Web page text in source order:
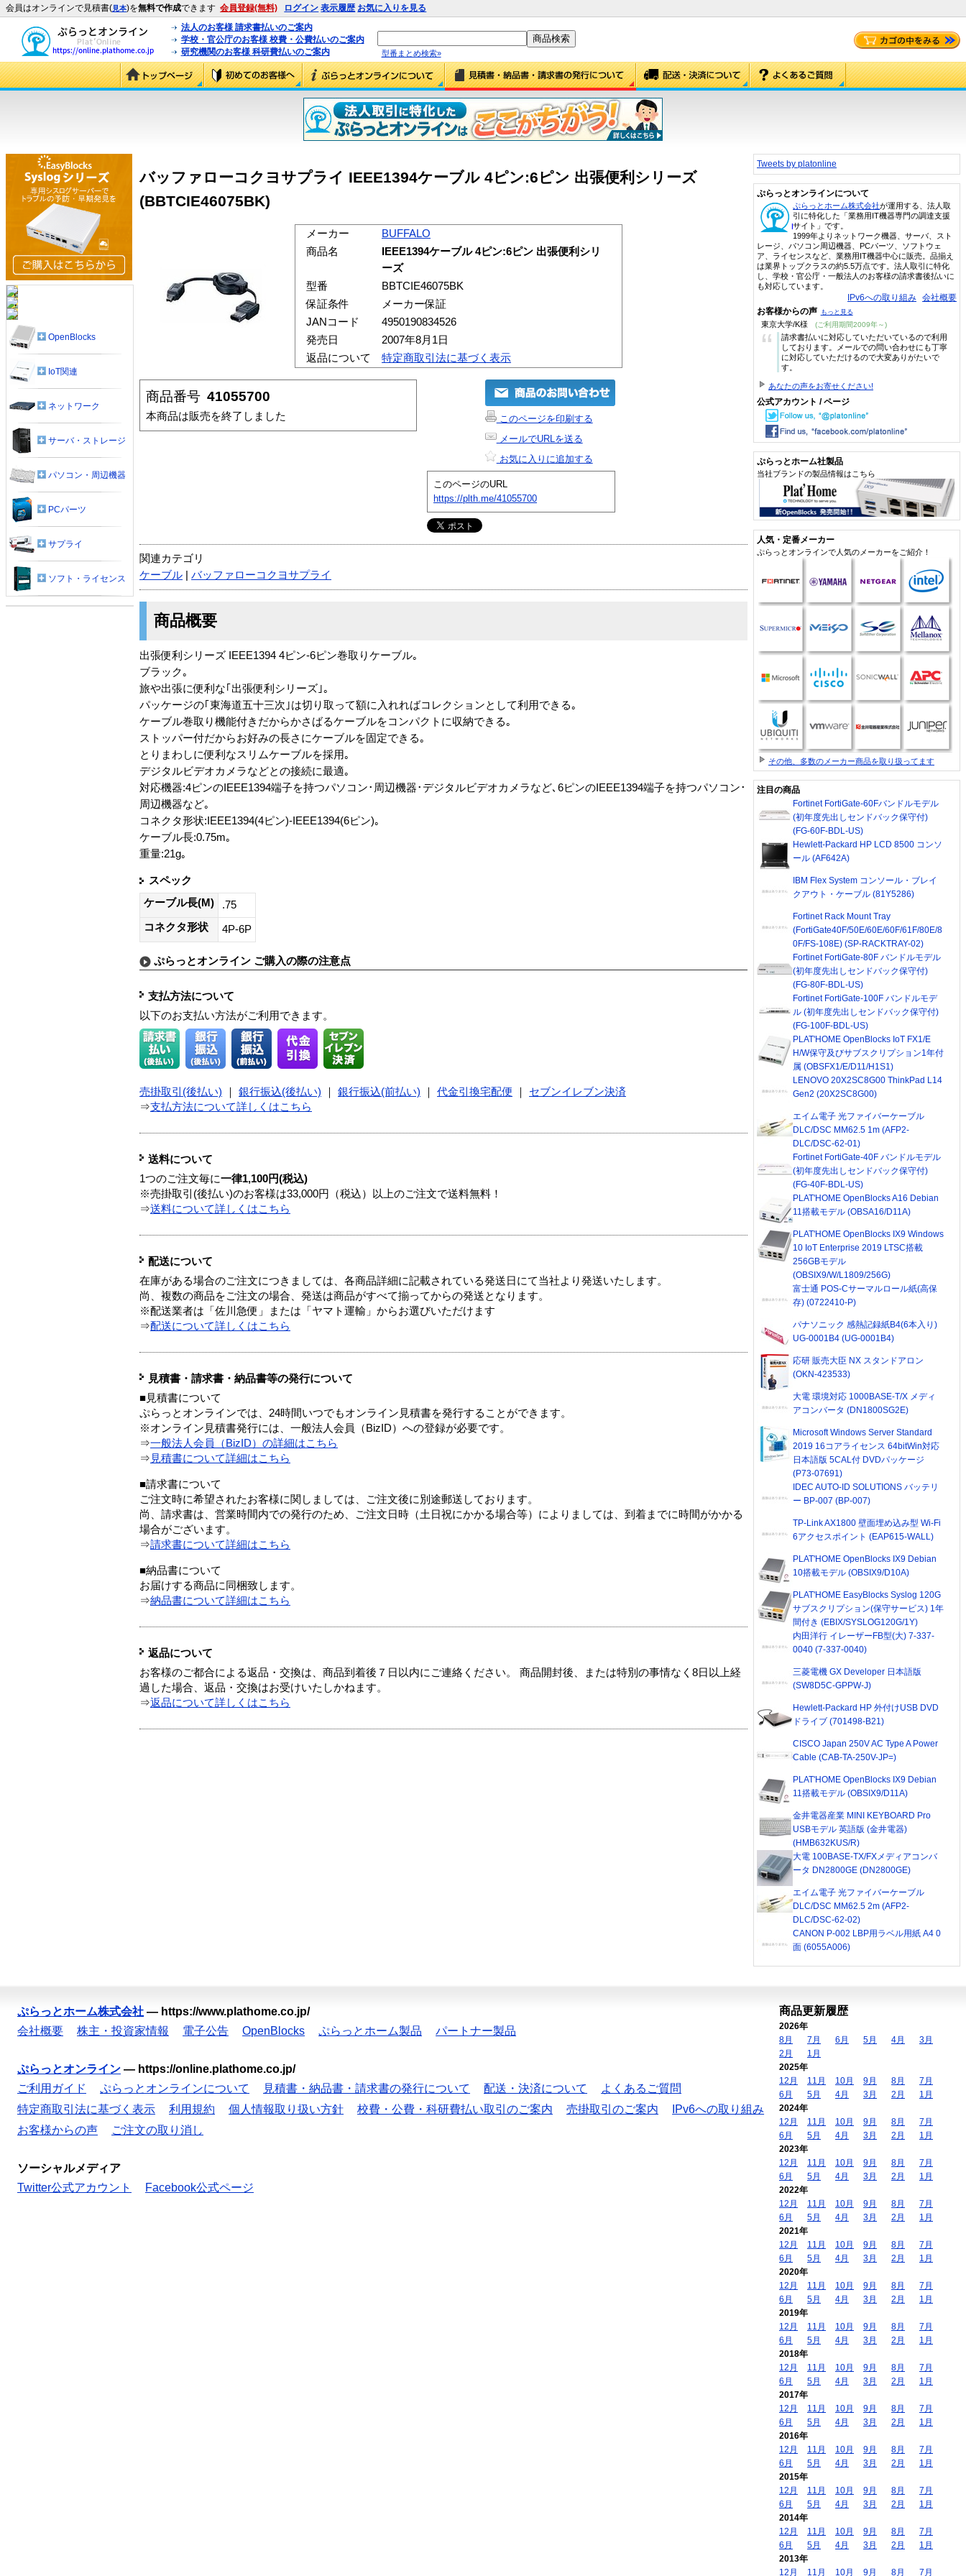
会員はオンラインで見積書(見本)を無料で作成できます 会員登録(無料) ログイン 表示履歴 お気に入りを見る
法人のお客様 請求書払いのご案内
学校・官公庁のお客様 校費・公費払いのご案内
研究機関のお客様 科研費払いのご案内
型番まとめ検索»
バッファローコクヨサプライ IEEE1394ケーブル 4ピン:6ピン 出張便利シリーズ
(BBTCIE46075BK)
メーカー
BUFFALO
商品名
IEEE1394ケーブル 4ピン:6ピン 出張便利シリ
ーズ
型番
BBTCIE46075BK
保証条件
メーカー保証
JANコード
4950190834526
発売日
2007年8月1日
返品について
特定商取引法に基づく表示
商品番号 41055700
本商品は販売を終了しました
このページを印刷する
メールでURLを送る
お気に入りに追加する
このページのURL
https://plth.me/41055700
関連カテゴリ
ケーブル
バッファローコクヨサプライ
商品概要
出張便利シリーズ IEEE1394 4ピン-6ピン巻取りケーブル｡
ブラック｡
旅や出張に便利な｢出張便利シリーズ｣｡
パッケージの｢東海道五十三次｣は切り取って額に入れればコレクションとして利用できる｡
ケーブル巻取り機能付きだからかさばるケーブルをコンパクトに収納できる｡
ストッパー付だからお好みの長さにケーブルを固定できる｡
とりまわしに便利なスリムケーブルを採用｡
デジタルビデオカメラなどとの接続に最適｡
対応機器:4ピンのIEEE1394端子を持つパソコン･周辺機器･デジタルビデオカメラなど､6ピンのIEEE1394端子を持つパソコン･
周辺機器など｡
コネクタ形状:IEEE1394(4ピン)-IEEE1394(6ピン)｡
ケーブル長:0.75m｡
重量:21g｡
スペック
ケーブル長(M)
.75
コネクタ形状
4P-6P
ぷらっとオンライン ご購入の際の注意点
支払方法について
以下のお支払い方法がご利用できます。
売掛取引(後払い) 銀行振込(後払い) 銀行振込(前払い) 代金引換宅配便
セブンイレブン決済
⇒支払方法について詳しくはこちら
送料について
1つのご注文毎に一律1,100円(税込)
※売掛取引(後払い)のお客様は33,000円（税込）以上のご注文で送料無料！
⇒送料について詳しくはこちら
配送について
在庫がある場合のご注文につきましては、各商品詳細に記載されている発送日にて当社より発送いたします。
尚、複数の商品をご注文の場合、発送は商品がすべて揃ってからの発送となります。
※配送業者は「佐川急便」または「ヤマト運輸」からお選びいただけます
⇒配送について詳しくはこちら
見積書・請求書・納品書等の発行について
■見積書について
ぷらっとオンラインでは、24時間いつでもオンライン見積書を発行することができます。
※オンライン見積書発行には、一般法人会員（BizID）への登録が必要です。
⇒一般法人会員（BizID）の詳細はこちら
⇒ 見積書について詳細はこちら
■請求書について
ご注文時に希望されたお客様に関しましては、ご注文後に別途郵送しております。
尚、請求書は、営業時間内での発行のため、ご注文日時（土日祝にかかる場合等）によりましては、到着までに時間がかかる
場合がございます。
⇒請求書について詳細はこちら
■納品書について
お届けする商品に同梱致します。
⇒納品書について詳細はこちら
返品について
お客様のご都合による返品・交換は、商品到着後７日以内にご連絡ください。 商品開封後、または特別の事情なく8日以上経
過した場合、返品・交換はお受けいたしかねます。
⇒返品について詳しくはこちら
OpenBlocks
IoT関連
ネットワーク
サーバ・ストレージ
パソコン・周辺機器
PCパーツ
サプライ
ソフト・ライセンス
Tweets by platonline
ぷらっとオンラインについて
ぷらっとホーム株式会社が運用する、法人取
引に特化した「業務用IT機器専門の調達支援
サイト」です。
1999年よりネットワーク機器、サーバ、スト
レージ、パソコン周辺機器、PCパーツ、ソフトウェ
ア、ライセンスなど、業務用IT機器中心に販売。品揃え
は業界トップクラスの約5.5万点です。法人取引に特化
し、学校・官公庁・一般法人のお客様の請求書後払いに
も対応しています。
IPv6への取り組み 会社概要
お客様からの声 もっと見る
東京大学/K様 (ご利用期間2009年～)
“
請求書払いに対応していただいているので利用
しております。メールでの問い合わせにも丁寧
に対応していただけるので大変ありがたいで
す。
あなたの声をお寄せください!
公式アカウント / ページ
ぷらっとホーム社製品
当社ブランドの製品情報はこちら
人気・定番メーカー
ぷらっとオンラインで人気のメーカーをご紹介！
その他、多数のメーカー商品を取り扱ってます
注目の商品
Fortinet FortiGate-60Fバンドルモデル
(初年度先出しセンドバック保守付)
(FG-60F-BDL-US)
Hewlett-Packard HP LCD 8500 コンソ
ール (AF642A)
IBM Flex System コンソール・ブレイ
クアウト・ケーブル (81Y5286)
Fortinet Rack Mount Tray
(FortiGate40F/50E/60E/60F/61F/80E/8
0F/FS-108E) (SP-RACKTRAY-02)
Fortinet FortiGate-80F バンドルモデル
(初年度先出しセンドバック保守付)
(FG-80F-BDL-US)
Fortinet FortiGate-100F バンドルモデ
ル (初年度先出しセンドバック保守付)
(FG-100F-BDL-US)
PLAT'HOME OpenBlocks IoT FX1/E
H/W保守及びサブスクリプション1年付
属 (OBSFX1/E/D11/H1S1)
LENOVO 20X2SC8G00 ThinkPad L14
Gen2 (20X2SC8G00)
エイム電子 光ファイバーケーブル
DLC/DSC MM62.5 1m (AFP2-
DLC/DSC-62-01)
Fortinet FortiGate-40F バンドルモデル
(初年度先出しセンドバック保守付)
(FG-40F-BDL-US)
PLAT'HOME OpenBlocks A16 Debian
11搭載モデル (OBSA16/D11A)
PLAT'HOME OpenBlocks IX9 Windows
10 IoT Enterprise 2019 LTSC搭載
256GBモデル
(OBSIX9/W/L1809/256G)
富士通 POS-Cサーマルロール紙(高保
存) (0722410-P)
パナソニック 感熱記録紙B4(6本入り)
UG-0001B4 (UG-0001B4)
応研 販売大臣 NX スタンドアロン
(OKN-423533)
大電 環境対応 1000BASE-T/X メディ
アコンバータ (DN1800SG2E)
Microsoft Windows Server Standard
2019 16コアライセンス 64bitWin対応
日本語版 5CAL付 DVDパッケージ
(P73-07691)
IDEC AUTO-ID SOLUTIONS バッテリ
ー BP-007 (BP-007)
TP-Link AX1800 壁面埋め込み型 Wi-Fi
6アクセスポイント (EAP615-WALL)
PLAT'HOME OpenBlocks IX9 Debian
10搭載モデル (OBSIX9/D10A)
PLAT'HOME EasyBlocks Syslog 120G
サブスクリプション(保守サービス) 1年
間付き (EBIX/SYSLOG120G/1Y)
内田洋行 イレーザーFB型(大) 7-337-
0040 (7-337-0040)
三菱電機 GX Developer 日本語版
(SW8D5C-GPPW-J)
Hewlett-Packard HP 外付けUSB DVD
ドライブ (701498-B21)
CISCO Japan 250V AC Type A Power
Cable (CAB-TA-250V-JP=)
PLAT'HOME OpenBlocks IX9 Debian
11搭載モデル (OBSIX9/D11A)
金井電器産業 MINI KEYBOARD Pro
USBモデル 英語版 (金井電器)
(HMB632KUS/R)
大電 100BASE-TX/FXメディアコンバ
ータ DN2800GE (DN2800GE)
エイム電子 光ファイバーケーブル
DLC/DSC MM62.5 2m (AFP2-
DLC/DSC-62-02)
CANON P-002 LBP用ラベル用紙 A4 0
面 (6055A006)
ぷらっとホーム株式会社 — https://www.plathome.co.jp/
会社概要
株主・投資家情報 電子公告 OpenBlocks ぷらっとホーム製品 パートナー製品
ぷらっとオンライン — https://online.plathome.co.jp/
ご利用ガイド
ぷらっとオンラインについて 見積書・納品書・請求書の発行について 配送・決済について
よくあるご質問
特定商取引法に基づく表示
利用規約 個人情報取り扱い方針 校費・公費・科研費払い取引のご案内 売掛取引のご案内
IPv6への取り組み
お客様からの声
ご注文の取り消し
ソーシャルメディア
Twitter公式アカウント
Facebook公式ページ
商品更新履歴
2026年
8月
7月 6月 5月 4月
3月
2月
1月
2025年
12月
11月 10月 9月 8月
7月
6月
5月 4月 3月 2月
1月
2024年
12月
11月 10月 9月 8月
7月
6月
5月 4月 3月 2月
1月
2023年
12月
11月 10月 9月 8月
7月
6月
5月 4月 3月 2月
1月
2022年
12月
11月 10月 9月 8月
7月
6月
5月 4月 3月 2月
1月
2021年
12月
11月 10月 9月 8月
7月
6月
5月 4月 3月 2月
1月
2020年
12月
11月 10月 9月 8月
7月
6月
5月 4月 3月 2月
1月
2019年
12月
11月 10月 9月 8月
7月
6月
5月 4月 3月 2月
1月
2018年
12月
11月 10月 9月 8月
7月
6月
5月 4月 3月 2月
1月
2017年
12月
11月 10月 9月 8月
7月
6月
5月 4月 3月 2月
1月
2016年
12月
11月 10月 9月 8月
7月
6月
5月 4月 3月 2月
1月
2015年
12月
11月 10月 9月 8月
7月
6月
5月 4月 3月 2月
1月
2014年
12月
11月 10月 9月 8月
7月
6月
5月 4月 3月 2月
1月
2013年
12月
11月 10月 9月 8月 7月